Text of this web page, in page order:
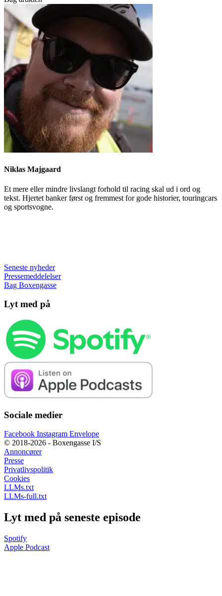
Niklas Majgaard
Et mere eller mindre livslangt forhold til racing skal ud i ord og
tekst. Hjertet banker først og fremmest for gode historier, touringcars
og sportsvogne.
Seneste nyheder
Pressemeddelelser
Bag Boxengasse
Lyt med på
Sociale medier
Facebook Instagram Envelope
© 2018-2026 - Boxengasse I/S
Annoncører
Presse
Privatlivspolitik
Cookies
LLMs.txt
LLMs-full.txt
Lyt med på seneste episode
Spotify
Apple Podcast